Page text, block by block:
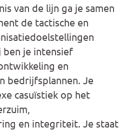
van de lijn ga je samen
de tactische en
ben je intensief
en
bedrijfsplannen. Je
casuïstiek op het
en integriteit. Je staat